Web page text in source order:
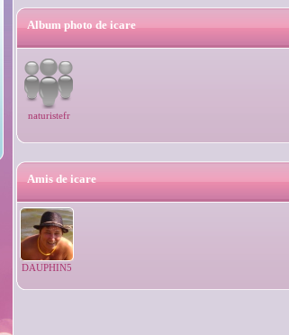
Album photo de icare
naturistefr
Amis de icare
DAUPHIN5